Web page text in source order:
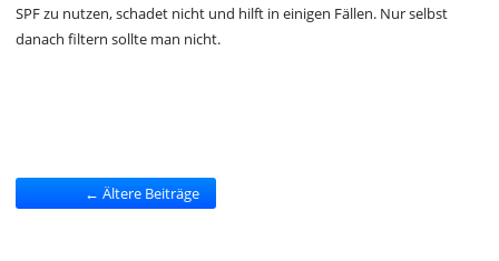
SPF zu nutzen, schadet nicht und hilft in einigen Fällen. Nur selbst
danach filtern sollte man nicht.
← Ältere Beiträge